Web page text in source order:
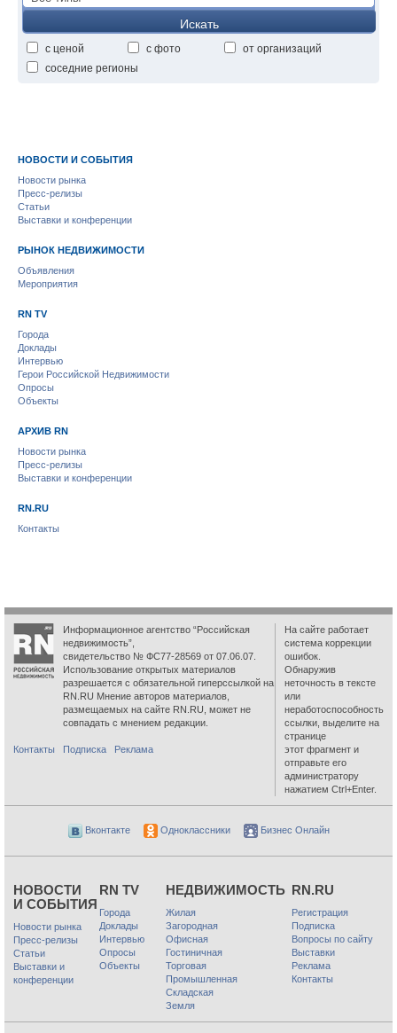
Искать
с ценой с фото
от организаций
соседние регионы
НОВОСТИ И СОБЫТИЯ
Новости рынка
Пресс-релизы
Статьи
Выставки и конференции
РЫНОК НЕДВИЖИМОСТИ
Объявления
Мероприятия
RN TV
Города
Доклады
Интервью
Герои Российской Недвижимости
Опросы
Объекты
АРХИВ RN
Новости рынка
Пресс-релизы
Выставки и конференции
RN.RU
Контакты
Информационное агентство “Российская
недвижимость”,
свидетельство № ФС77-28569 от 07.06.07.
Использование открытых материалов
разрешается с обязательной гиперссылкой на
RN.RU Мнение авторов материалов,
размещаемых на сайте RN.RU, может не
совпадать с мнением редакции.
Контакты Подписка Реклама
На сайте работает
система коррекции
ошибок.
Обнаружив
неточность в тексте
или
неработоспособность
ссылки, выделите на
странице
этот фрагмент и
отправьте его
администратору
нажатием Ctrl+Enter.
Вконтакте Одноклассники Бизнес Онлайн
НОВОСТИ
И СОБЫТИЯ
Новости рынка
Пресс-релизы
Статьи
Выставки и
конференции
RN TV
Города
Доклады
Интервью
Опросы
Объекты
НЕДВИЖИМОСТЬ
Жилая
Загородная
Офисная
Гостиничная
Торговая
Промышленная
Складская
Земля
RN.RU
Регистрация
Подписка
Вопросы по сайту
Выставки
Реклама
Контакты